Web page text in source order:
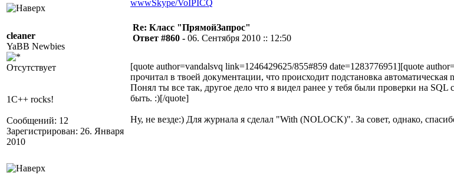
wwwSkype/VoIPICQ
cleaner
YaBB Newbies
Отсутствует
1C++ rocks!
Сообщений: 12
Зарегистрирован: 26. Января
2010
Re: Класс "ПрямойЗапрос"
Ответ #860 - 06. Сентября 2010 :: 12:50
[quote author=vandalsvq link=1246429625/855#859 date=1283776951][quote
прочитал в твоей документации, что происходит подстановка
Понял ты все так, другое дело что я видел ранее у тебя были проверки на
быть. :)[/quote]
Ну, не везде:) Для журнала я сделал "With (NOLOCK)". За совет, однако,